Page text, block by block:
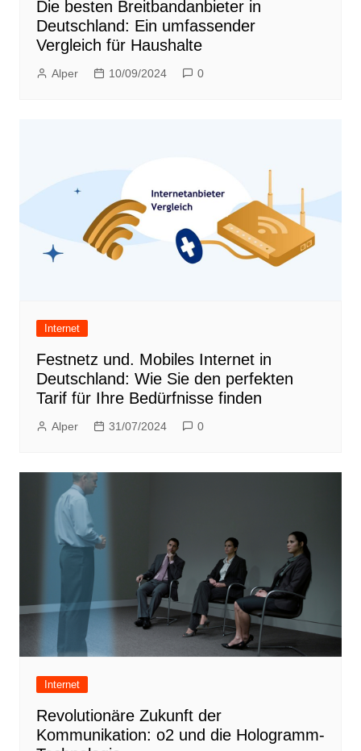
Die besten Breitbandanbieter in
Deutschland: Ein umfassender
Vergleich für Haushalte
Alper 10/09/2024 0
Internet
Festnetz und. Mobiles Internet in
Deutschland: Wie Sie den perfekten
Tarif für Ihre Bedürfnisse finden
Alper 31/07/2024 0
Internet
Revolutionäre Zukunft der
Kommunikation: o2 und die Hologramm-